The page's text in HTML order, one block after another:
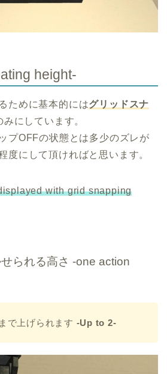
height-
ために基本的にはグリッドスナ
にしています。
プOFFの状態とは多少のズレが
度にして頂ければと思います。
with grid snapping
られる高さ -one action
まで上げられます -Up to 2-